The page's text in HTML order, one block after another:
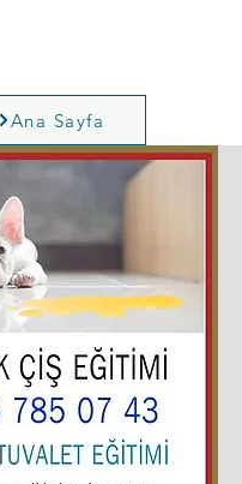
Ana Sayfa